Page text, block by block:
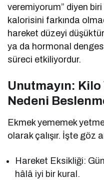
veremiyorum” diyen
kalorisini farkında
hareket düzeyi
ya da hormonal
süreci etkiliyordur.
Unutmayın:
Nedeni
Ekmek yememek
olarak çalışır. İşte göz
Hareket Eksikliği:
hâlâ iyi bir kural.